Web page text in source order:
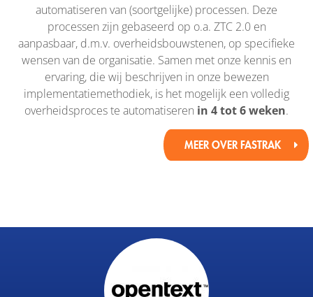
automatiseren van (soortgelijke) processen. Deze
processen zijn gebaseerd op o.a. ZTC 2.0 en
aanpasbaar, d.m.v. overheidsbouwstenen, op specifieke
wensen van de organisatie. Samen met onze kennis en
ervaring, die wij beschrijven in onze bewezen
implementatiemethodiek, is het mogelijk een volledig
overheidsproces te automatiseren in 4 tot 6 weken.
MEER OVER FASTRAK